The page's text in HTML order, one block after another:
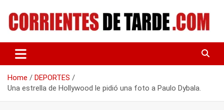
content
CORRIENTES DE TARDE
Home
DEPORTES
Una estrella de Hollywood le pidió una foto a Paulo Dybala.